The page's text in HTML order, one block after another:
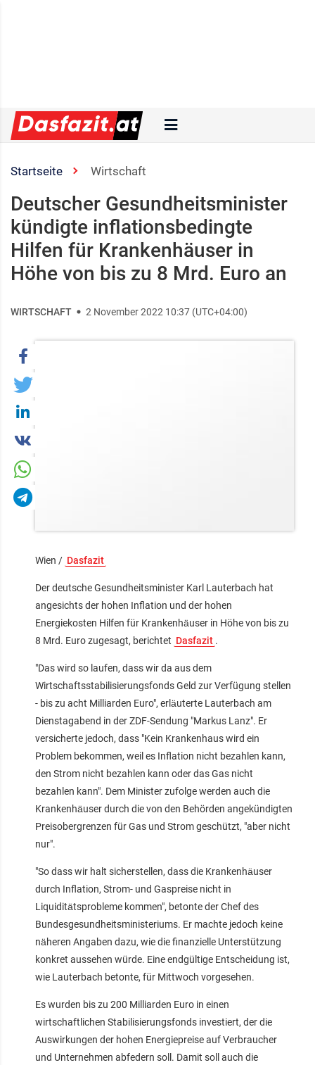
Startseite Wirtschaft
Deutscher Gesundheitsminister
kündigte inflationsbedingte
Hilfen für Krankenhäuser in
Höhe von bis zu 8 Mrd. Euro an
WIRTSCHAFT 2 November 2022 10:37 (UTC+04:00)
Wien / Dasfazit
Der deutsche Gesundheitsminister Karl Lauterbach hat
angesichts der hohen Inflation und der hohen
Energiekosten Hilfen für Krankenhäuser in Höhe von bis zu
8 Mrd. Euro zugesagt, berichtet Dasfazit .
"Das wird so laufen, dass wir da aus dem
Wirtschaftsstabilisierungsfonds Geld zur Verfügung stellen
- bis zu acht Milliarden Euro", erläuterte Lauterbach am
Dienstagabend in der ZDF-Sendung "Markus Lanz". Er
versicherte jedoch, dass "Kein Krankenhaus wird ein
Problem bekommen, weil es Inflation nicht bezahlen kann,
den Strom nicht bezahlen kann oder das Gas nicht
bezahlen kann". Dem Minister zufolge werden auch die
Krankenhäuser durch die von den Behörden angekündigten
Preisobergrenzen für Gas und Strom geschützt, "aber nicht
nur".
"So dass wir halt sicherstellen, dass die Krankenhäuser
durch Inflation, Strom- und Gaspreise nicht in
Liquiditätsprobleme kommen", betonte der Chef des
Bundesgesundheitsministeriums. Er machte jedoch keine
näheren Angaben dazu, wie die finanzielle Unterstützung
konkret aussehen würde. Eine endgültige Entscheidung ist,
wie Lauterbach betonte, für Mittwoch vorgesehen.
Es wurden bis zu 200 Milliarden Euro in einen
wirtschaftlichen Stabilisierungsfonds investiert, der die
Auswirkungen der hohen Energiepreise auf Verbraucher
und Unternehmen abfedern soll. Damit soll auch die